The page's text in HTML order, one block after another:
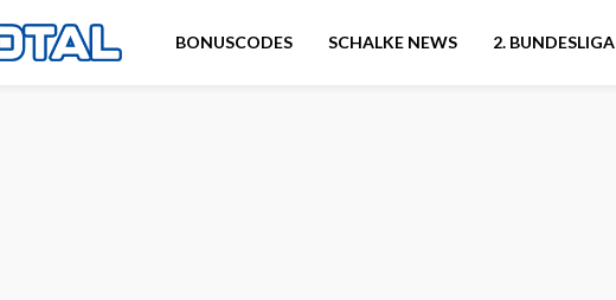
BONUSCODES SCHALKE NEWS 2. BUNDESLIGA